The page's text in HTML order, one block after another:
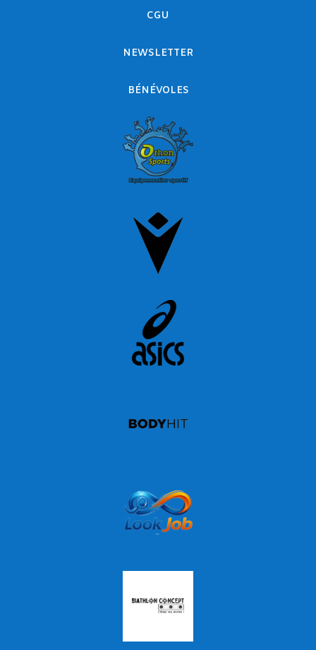
CGU
NEWSLETTER
BÉNÉVOLES